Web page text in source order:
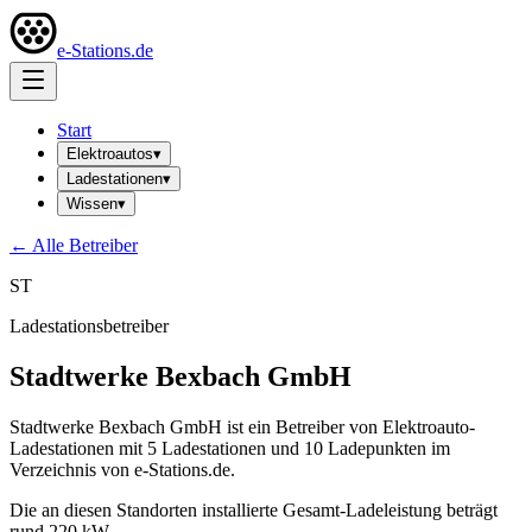
e-Stations.de
Start
Elektroautos▾
Ladestationen▾
Wissen▾
← Alle Betreiber
ST
Ladestationsbetreiber
Stadtwerke Bexbach GmbH
Stadtwerke Bexbach GmbH ist ein Betreiber von Elektroauto-
Ladestationen mit 5 Ladestationen und 10 Ladepunkten im
Verzeichnis von e-Stations.de.
Die an diesen Standorten installierte Gesamt-Ladeleistung beträgt